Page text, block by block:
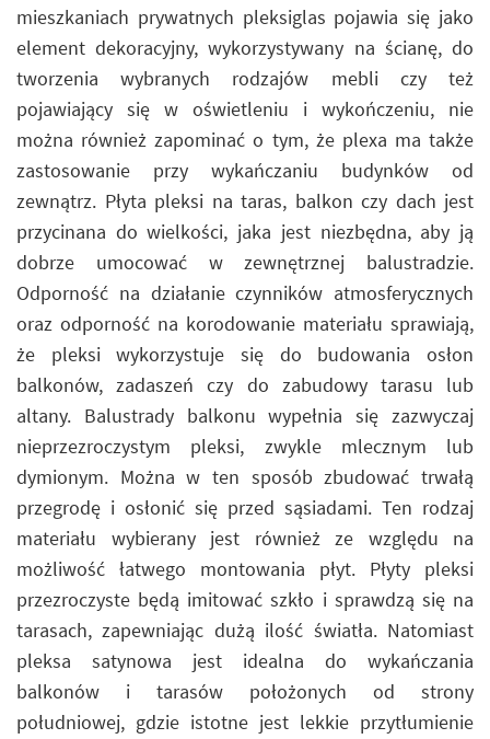
mieszkaniach prywatnych pleksiglas pojawia się jako
element dekoracyjny, wykorzystywany na ścianę, do
tworzenia wybranych rodzajów mebli czy też
pojawiający się w oświetleniu i wykończeniu, nie
można również zapominać o tym, że plexa ma także
zastosowanie przy wykańczaniu budynków od
zewnątrz. Płyta pleksi na taras, balkon czy dach jest
przycinana do wielkości, jaka jest niezbędna, aby ją
dobrze umocować w zewnętrznej balustradzie.
Odporność na działanie czynników atmosferycznych
oraz odporność na korodowanie materiału sprawiają,
że pleksi wykorzystuje się do budowania osłon
balkonów, zadaszeń czy do zabudowy tarasu lub
altany. Balustrady balkonu wypełnia się zazwyczaj
nieprzezroczystym pleksi, zwykle mlecznym lub
dymionym. Można w ten sposób zbudować trwałą
przegrodę i osłonić się przed sąsiadami. Ten rodzaj
materiału wybierany jest również ze względu na
możliwość łatwego montowania płyt. Płyty pleksi
przezroczyste będą imitować szkło i sprawdzą się na
tarasach, zapewniając dużą ilość światła. Natomiast
pleksa satynowa jest idealna do wykańczania
balkonów i tarasów położonych od strony
południowej, gdzie istotne jest lekkie przytłumienie